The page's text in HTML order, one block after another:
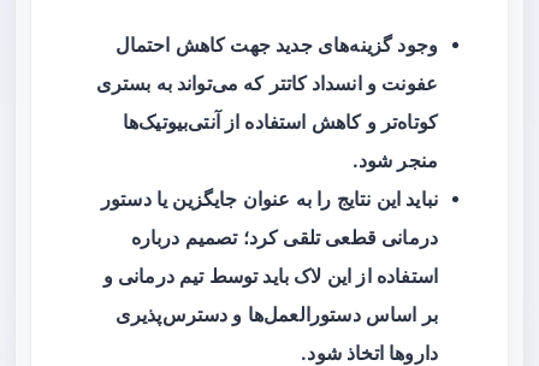
وجود گزینه‌های جدید جهت کاهش احتمال
عفونت وانسداد کاتتر که می‌تواند به بستری
کوتاه‌تر و کاهش استفاده از آنتی‌بیوتیک‌ها
منجر شود.
نباید این نتایج را به عنوان جایگزین یا دستور
درمانی قطعی تلقی کرد؛ تصمیم درباره
استفاده از این لاک باید توسط تیم درمانی و
بر اساس دستورالعمل‌ها و دسترس‌پذیری
داروها اتخاذ شود.